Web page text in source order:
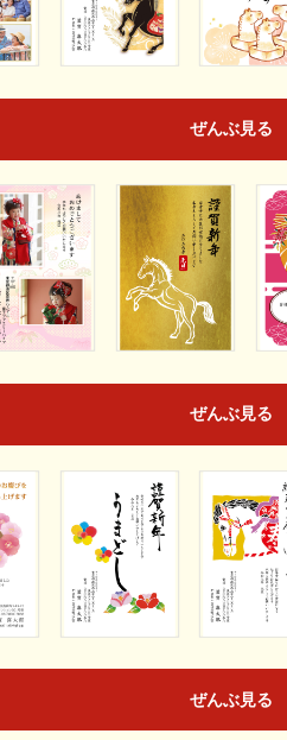
ぜんぶ見る
ぜんぶ見る
ぜんぶ見る